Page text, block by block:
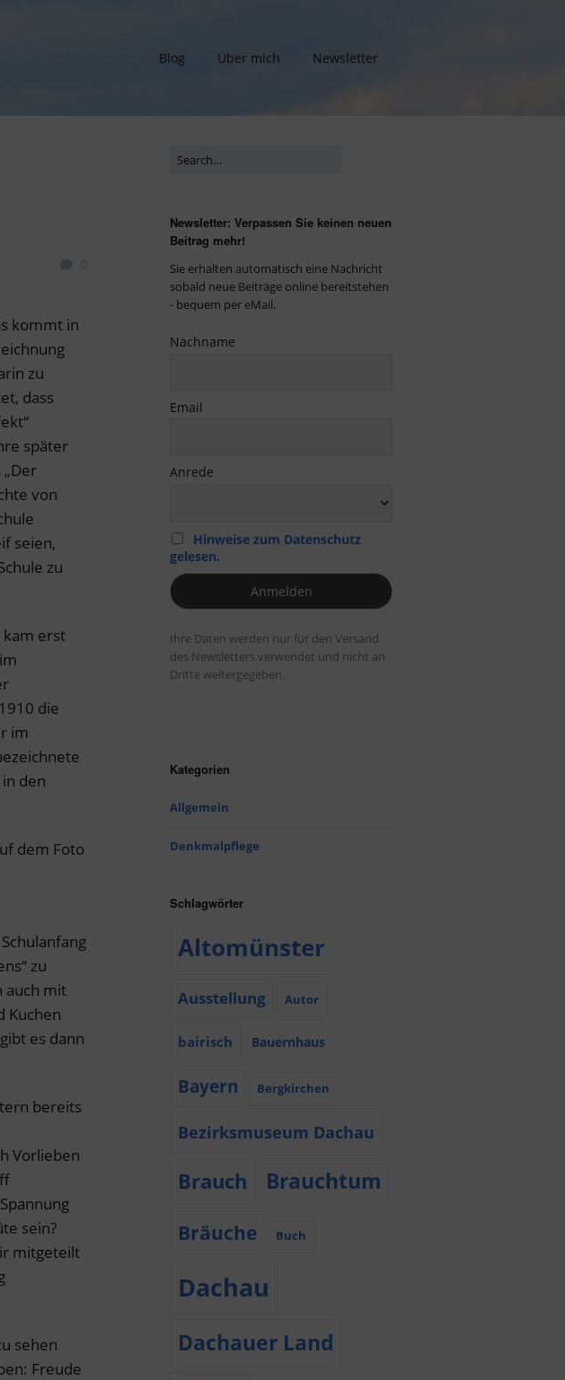
Blog Über mich Newsletter
kommt in
zu
dass
später
von
seien,
zu
kam erst
die
im
den
dem Foto
zu
auch mit
Kuchen
es dann
bereits
Vorlieben
sein?
mitgeteilt
sehen
Freude
Newsletter: Verpassen Sie keinen neuen
Beitrag mehr!
Sie erhalten automatisch eine Nachricht
sobald neue Beiträge online bereitstehen
- bequem per eMail.
Nachname
Email
Anrede
Hinweise zum Datenschutz
gelesen.
Ihre Daten werden nur für den Versand
des Newsletters verwendet und nicht an
Dritte weitergegeben.
Kategorien
Allgemein
Denkmalpflege
Schlagwörter
Altomünster
Ausstellung Autor
bairisch Bauernhaus
Bayern Bergkirchen
Bezirksmuseum Dachau
Brauch Brauchtum
Bräuche Buch
Dachau
Dachauer Land